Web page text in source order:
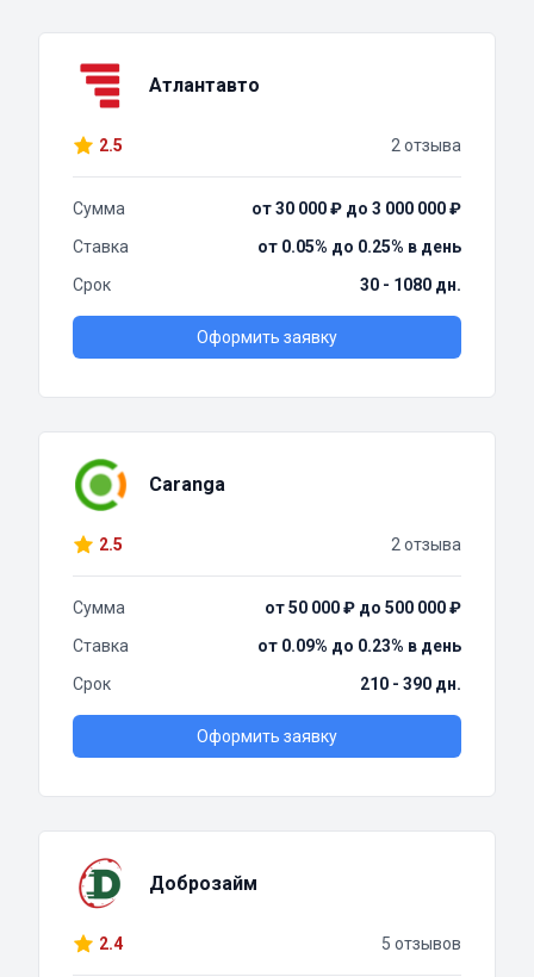
Атлантавто
2.5 2 отзыва
Сумма
от 30 000 ₽ до 3 000 000 ₽
Ставка
от 0.05% до 0.25% в день
Срок
30 - 1080 дн.
Оформить заявку
Caranga
2.5 2 отзыва
Сумма
от 50 000 ₽ до 500 000 ₽
Ставка
от 0.09% до 0.23% в день
Срок
210 - 390 дн.
Оформить заявку
Доброзайм
2.4 5 отзывов